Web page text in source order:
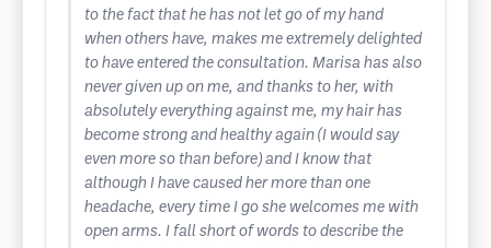
to the fact that he has not let go of my hand
when others have, makes me extremely delighted
to have entered the consultation. Marisa has also
never given up on me, and thanks to her, with
absolutely everything against me, my hair has
become strong and healthy again (I would say
even more so than before) and I know that
although I have caused her more than one
headache, every time I go she welcomes me with
open arms. I fall short of words to describe the